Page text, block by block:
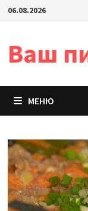
Перейти
06.08.2026
Ваш
МЕНЮ